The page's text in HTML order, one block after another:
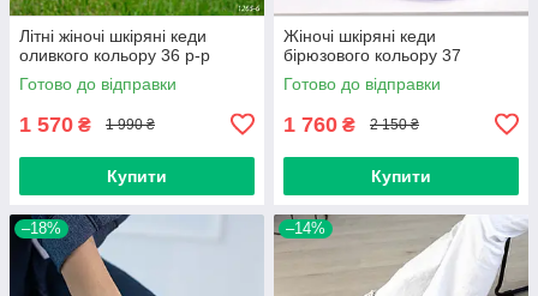
Літні жіночі шкіряні кеди
оливкого кольору 36 р-р
Готово до відправки
1 570 ₴ 1 990 ₴
Купити
Жіночі шкіряні кеди
бірюзового кольору 37
Готово до відправки
1 760 ₴ 2 150 ₴
Купити
–18% –14%